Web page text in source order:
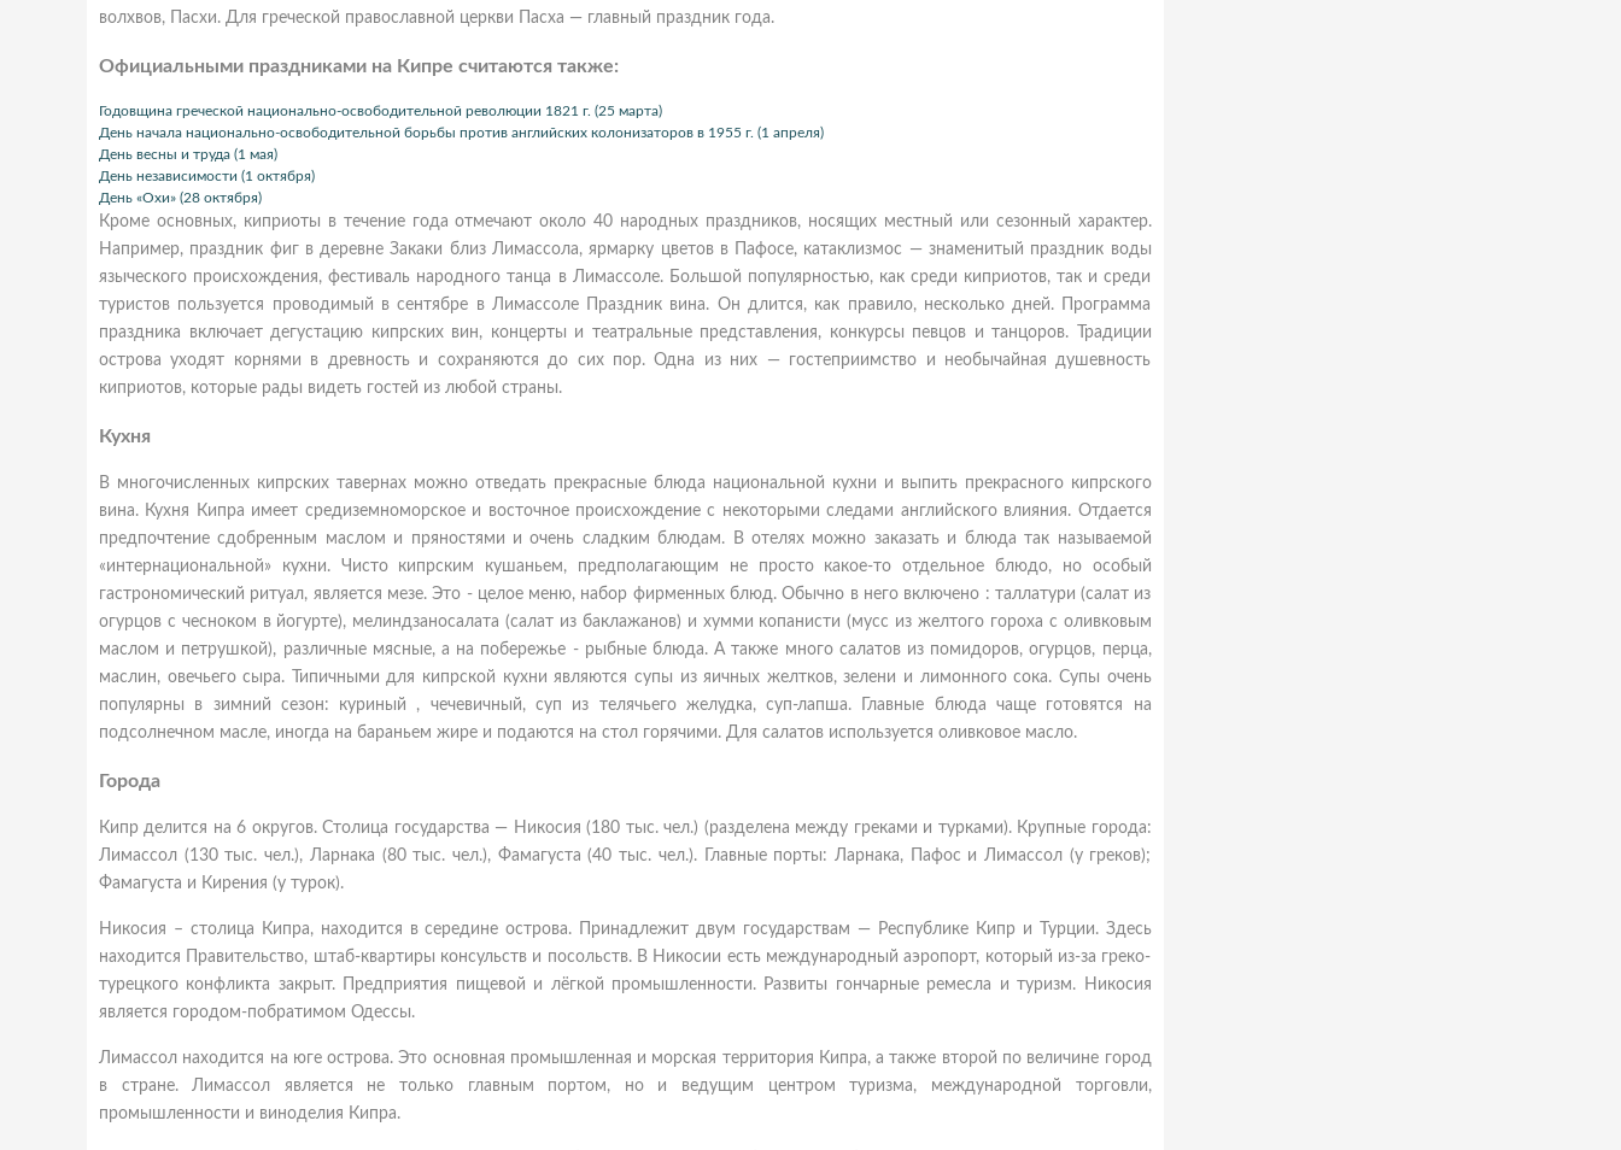
волхвов, Пасхи. Для греческой православной церкви Пасха — главный праздник года.
Официальными праздниками на Кипре считаются также:
Годовщина греческой национально-освободительной революции 1821 г. (25 марта)
День начала национально-освободительной борьбы против английских колонизаторов в 1955 г. (1 апреля)
День весны и труда (1 мая)
День независимости (1 октября)
День «Охи» (28 октября)
Кроме основных, киприоты в течение года отмечают около 40 народных праздников, носящих местный или сезонный характер.
Например, праздник фиг в деревне Закаки близ Лимассола, ярмарку цветов в Пафосе, катаклизмос — знаменитый праздник воды
языческого происхождения, фестиваль народного танца в Лимассоле. Большой популярностью, как среди киприотов, так и среди
туристов пользуется проводимый в сентябре в Лимассоле Праздник вина. Он длится, как правило, несколько дней. Программа
праздника включает дегустацию кипрских вин, концерты и театральные представления, конкурсы певцов и танцоров. Традиции
острова уходят корнями в древность и сохраняются до сих пор. Одна из них — гостеприимство и необычайная душевность
киприотов, которые рады видеть гостей из любой страны.
Кухня
В многочисленных кипрских тавернах можно отведать прекрасные блюда национальной кухни и выпить прекрасного кипрского
вина. Кухня Кипра имеет средиземноморское и восточное происхождение с некоторыми следами английского влияния. Отдается
предпочтение сдобренным маслом и пряностями и очень сладким блюдам. В отелях можно заказать и блюда так называемой
«интернациональной» кухни. Чисто кипрским кушаньем, предполагающим не просто какое-то отдельное блюдо, но особый
гастрономический ритуал, является мезе. Это - целое меню, набор фирменных блюд. Обычно в него включено : таллатури (салат из
огурцов с чесноком в йогурте), мелиндзаносалата (салат из баклажанов) и хумми копанисти (мусс из желтого гороха с оливковым
маслом и петрушкой), различные мясные, а на побережье - рыбные блюда. А также много салатов из помидоров, огурцов, перца,
маслин, овечьего сыра. Типичными для кипрской кухни являются супы из яичных желтков, зелени и лимонного сока. Супы очень
популярны в зимний сезон: куриный , чечевичный, суп из телячьего желудка, суп-лапша. Главные блюда чаще готовятся на
подсолнечном масле, иногда на бараньем жире и подаются на стол горячими. Для салатов используется оливковое масло.
Города
Кипр делится на 6 округов. Столица государства — Никосия (180 тыс. чел.) (разделена между греками и турками). Крупные города:
Лимассол (130 тыс. чел.), Ларнака (80 тыс. чел.), Фамагуста (40 тыс. чел.). Главные порты: Ларнака, Пафос и Лимассол (у греков);
Фамагуста и Кирения (у турок).
Никосия – столица Кипра, находится в середине острова. Принадлежит двум государствам — Республике Кипр и Турции. Здесь
находится Правительство, штаб-квартиры консульств и посольств. В Никосии есть международный аэропорт, который из-за греко-
турецкого конфликта закрыт. Предприятия пищевой и лёгкой промышленности. Развиты гончарные ремесла и туризм. Никосия
является городом-побратимом Одессы.
Лимассол находится на юге острова. Это основная промышленная и морская территория Кипра, а также второй по величине город
в стране. Лимассол является не только главным портом, но и ведущим центром туризма, международной торговли,
промышленности и виноделия Кипра.